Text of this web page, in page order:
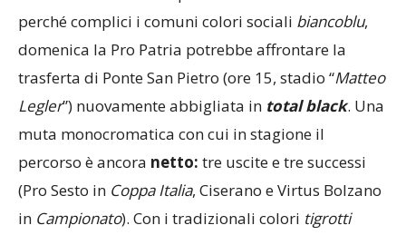
perché complici i comuni colori sociali biancoblu,
domenica la Pro Patria potrebbe affrontare la
trasferta di Ponte San Pietro (ore 15, stadio “Matteo
Legler”) nuovamente abbigliata in total black. Una
muta monocromatica con cui in stagione il
percorso è ancora netto: tre uscite e tre successi
(Pro Sesto in Coppa Italia, Ciserano e Virtus Bolzano
in Campionato). Con i tradizionali colori tigrotti